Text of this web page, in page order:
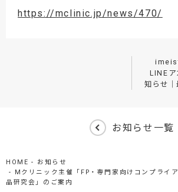
https://mclinic.jp/news/470/
LINEア
知らせ｜
お知らせ一覧
HOME
お知らせ
Mクリニック主催「FP・専門家向けコンプライ
品研究会」のご案内